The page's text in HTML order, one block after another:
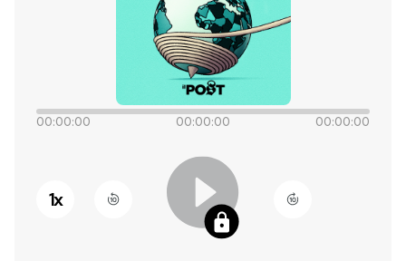
NEWSLETTER
00:00:00 00:00:00 00:00:00
1x